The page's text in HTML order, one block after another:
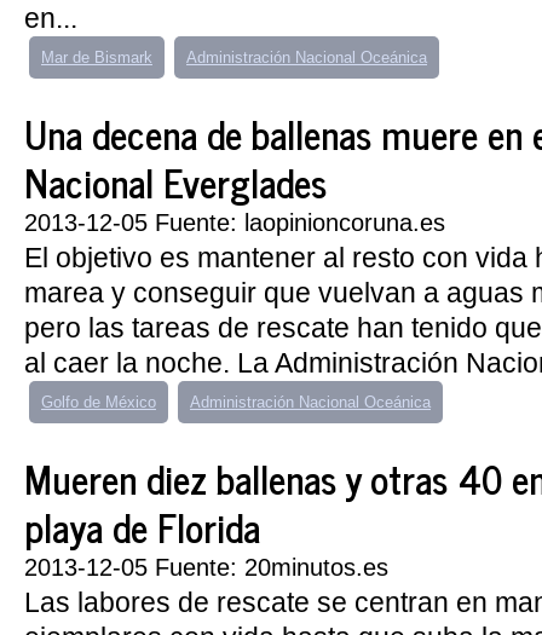
en...
Mar de Bismark Administración Nacional Oceánica
Una decena de ballenas muere en
Nacional Everglades
2013-12-05 Fuente: laopinioncoruna.es
El objetivo es mantener al resto con vida
marea y conseguir que vuelvan a aguas
pero las tareas de rescate han tenido
al caer la noche. La Administración
Golfo de México Administración Nacional Oceánica
Mueren diez ballenas y otras 40
playa de Florida
2013-12-05 Fuente: 20minutos.es
Las labores de rescate se centran en